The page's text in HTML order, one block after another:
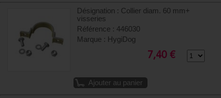
Désignation : Collier diam. 60 mm+
visseries
Référence : 446030
Marque : HygiDog
7,40 €
Ajouter au panier